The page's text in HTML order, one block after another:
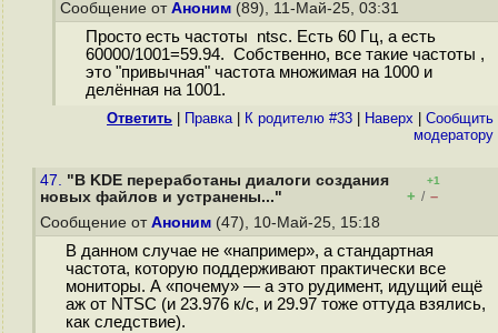
Сообщение от Аноним (89), 11-Май-25, 03:31
Просто есть частоты ntsc. Есть 60 Гц, а есть
60000/1001=59.94. Собственно, все такие частоты ,
это "привычная" частота множимая на 1000 и
делённая на 1001.
Ответить Правка| К родителю #33 Наверх
Cообщить
модератору
47. "В KDE переработаны диалоги создания
новых файлов и устранены..."
+1
+ / –
Сообщение от Аноним (47), 10-Май-25, 15:18
В данном случае не «например», а стандартная
частота, которую поддерживают практически все
мониторы. А «почему» — а это рудимент, идущий ещё
аж от NTSC (и 23.976 к/с, и 29.97 тоже оттуда взялись,
как следствие).